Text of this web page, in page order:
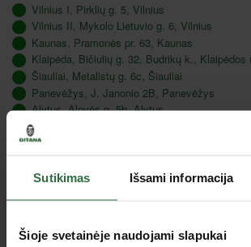
Sutikimas Išsami informacija
Šioje svetainėje naudojami slapukai
Vilnius I, Pirklių g. 5, Vilnius
Vilnius II, Mykolo Lietuvio g. 6, Vilnius
Kaunas, Pramonės pr. 63, Kaunas
Klaipėda, Bičiulių g. 32, Budrikų k., Klaipėdos
Šiauliai, Metalistų g. 6c, Šiauliai
Panevėžys, J. Janonio 2B, Panevėžys
Alytus, Alovės g. 5b, Alytus
Marijampolė, Gamyklų g. 9, Marijampolė
Utena, J. Basanavičiaus g. 133, Utena